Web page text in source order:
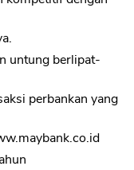
untung berlipat-
perbankan yang